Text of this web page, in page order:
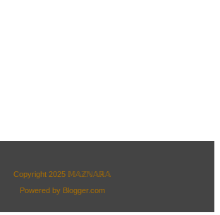
Copyright 2025 𝕄𝔸ℤℕ𝔸ℝ𝔸
Powered by Blogger.com